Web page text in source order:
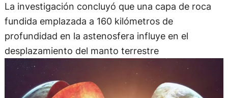
La investigación concluyó que una capa de roca
fundida emplazada a 160 kilómetros de
profundidad en la astenosfera influye en el
desplazamiento del manto terrestre